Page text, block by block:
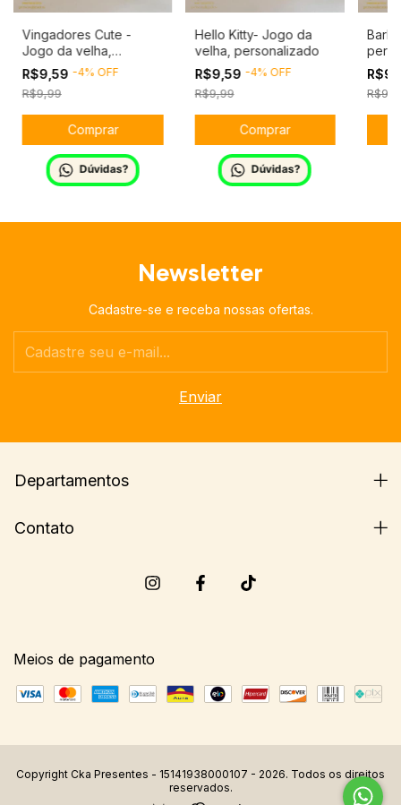
Vingadores Cute -
Jogo da velha,
personalizado
R$9,59 -4% OFF
R$9,99
Dúvidas?
Hello Kitty- Jogo da
velha, personalizado
R$9,59 -4% OFF
R$9,99
Dúvidas?
Newsletter
Cadastre-se e receba nossas ofertas.
Departamentos
Contato
Meios de pagamento
Copyright Cka Presentes - 15141938000107 - 2026. Todos os direitos
reservados.